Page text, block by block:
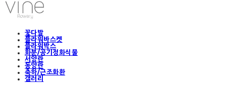
꽃다발
플라워바스켓
플라워박스
화분/공기정화식물
서양란
동양란
축하/근조화환
갤러리